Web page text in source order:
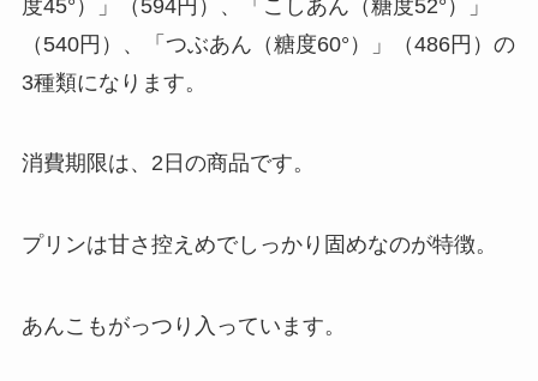
度45°）」（594円）、「こしあん（糖度52°）」
（540円）、「つぶあん（糖度60°）」（486円）の
3種類になります。
消費期限は、2日の商品です。
プリンは甘さ控えめでしっかり固めなのが特徴。
あんこもがっつり入っています。